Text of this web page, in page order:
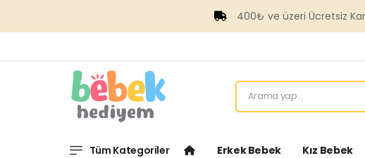
400₺ ve üzeri Ücretsiz Kargo
Tüm Kategoriler Erkek Bebek Kız Bebek